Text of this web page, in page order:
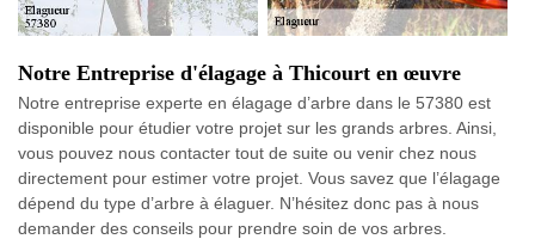
Notre Entreprise d'élagage à Thicourt en œuvre
Notre entreprise experte en élagage d’arbre dans le 57380 est
disponible pour étudier votre projet sur les grands arbres. Ainsi,
vous pouvez nous contacter tout de suite ou venir chez nous
directement pour estimer votre projet. Vous savez que l’élagage
dépend du type d’arbre à élaguer. N’hésitez donc pas à nous
demander des conseils pour prendre soin de vos arbres.